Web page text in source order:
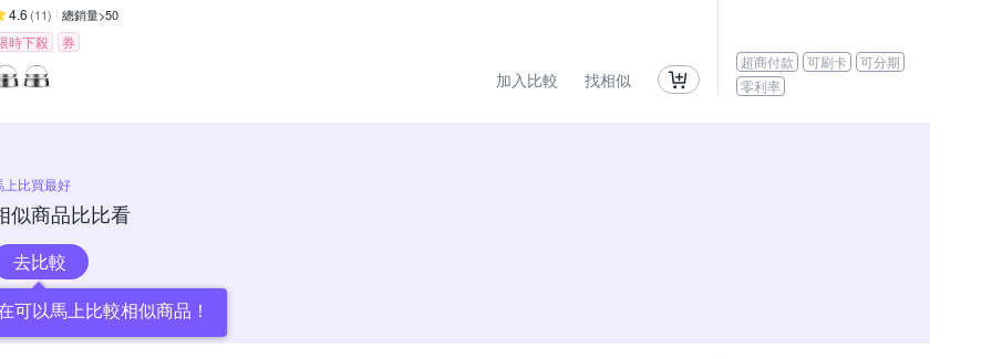
4.6 (11) 總銷量>50
時下殺 券
加入比較 找相似
超商付款 可刷卡
可分期
零利率
上比買最好
似商品比比看
去比較
可以馬上比較相似商品！